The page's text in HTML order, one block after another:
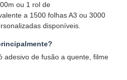
ou 1 rol de
a 1500 folhas A3 ou 3000
disponíveis.
adesivo de fusão a quente, filme